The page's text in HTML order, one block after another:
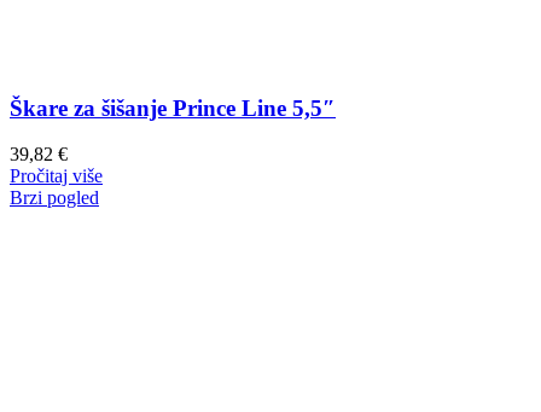
Škare za šišanje Prince Line 5,5″
39,82 €
Pročitaj više
Brzi pogled